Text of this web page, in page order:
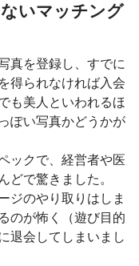
いマッチング
真を登録し、すでに
得られなければ入会
も美人といわれるほ
ぽい写真かどうかが
ックで、経営者や医
どで驚きました。
ジのやり取りはしま
のが怖く（遊び目的
退会してしまいまし